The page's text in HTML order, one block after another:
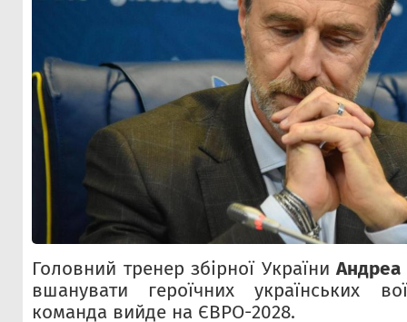
Головний тренер збірної України
вшанувати героїчних українських
команда вийде на ЄВРО-2028.